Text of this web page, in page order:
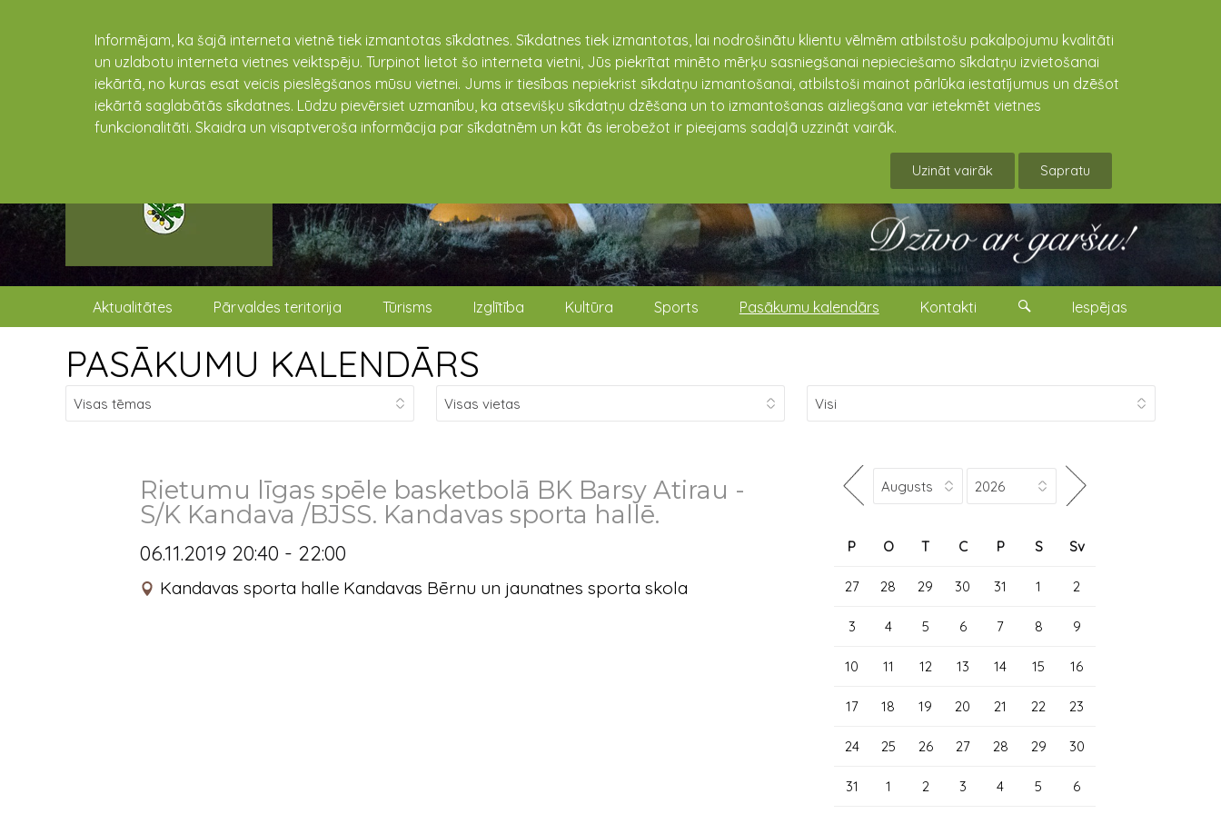
Informējam, ka šajā interneta vietnē tiek izmantotas sīkdatnes. Sīkdatnes tiek izmantotas, lai nodrošinātu klientu vēlmēm atbilstošu pakalpojumu kvalitāti
un uzlabotu interneta vietnes veiktspēju. Turpinot lietot šo interneta vietni, Jūs piekrītat minēto mērķu sasniegšanai nepieciešamo sīkdatņu izvietošanai
iekārtā, no kuras esat veicis pieslēgšanos mūsu vietnei. Jums ir tiesības nepiekrist sīkdatņu izmantošanai, atbilstoši mainot pārlūka iestatījumus un dzēšot
iekārtā saglabātās sīkdatnes. Lūdzu pievērsiet uzmanību, ka atsevišķu sīkdatņu dzēšana un to izmantošanas aizliegšana var ietekmēt vietnes
funkcionalitāti. Skaidra un visaptveroša informācija par sīkdatnēm un kāt ās ierobežot ir pieejams sadaļā uzzināt vairāk.
Uzināt vairāk Sapratu
Aktualitātes Pārvaldes teritorija Tūrisms Izglītība Kultūra Sports Pasākumu kalendārs Kontakti Iespējas
PASĀKUMU KALENDĀRS
Rietumu līgas spēle basketbolā BK Barsy Atirau -
S/K Kandava /BJSS. Kandavas sporta hallē.
06.11.2019 20:40 - 22:00
Kandavas sporta halle Kandavas Bērnu un jaunatnes sporta skola
P O T C P S Sv
27 28 29 30 31 1 2
3 4 5 6 7 8 9
10 11 12 13 14 15 16
17 18 19 20 21 22 23
24 25 26 27 28 29 30
31 1 2 3 4 5 6